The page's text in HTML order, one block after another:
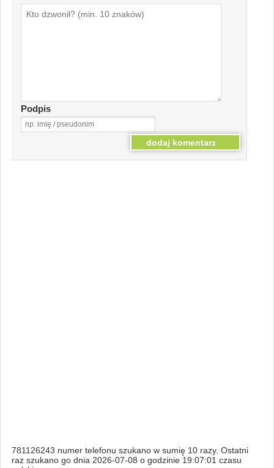
Podpis
781126243 numer telefonu szukano w sumię 10 razy. Ostatni
raz szukano go dnia 2026-07-08 o godzinie 19:07:01 czasu